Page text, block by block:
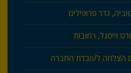
גדר פרופילים
וייסגל, רחובות
הצלחה לעובדת החברה